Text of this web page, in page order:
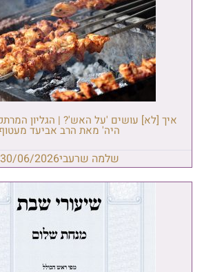
איך [לא] עושים 'על האש'? | הגליון
היה' מאת הרב אביעד
שלמה שרעבי30/06/2026